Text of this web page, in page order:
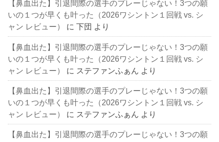
【鼻血出た】引退間際の選手のプレーじゃない！3つの願
いの１つが早くも叶った（2026ワシントン１回戦 vs. シ
ャン レビュー）
に下団 より
【鼻血出た】引退間際の選手のプレーじゃない！3つの願
いの１つが早くも叶った（2026ワシントン１回戦 vs. シ
ャン レビュー）
に ステファンふぁん より
【鼻血出た】引退間際の選手のプレーじゃない！3つの願
いの１つが早くも叶った（2026ワシントン１回戦 vs. シ
ャン レビュー）
に ステファンふぁん より
【鼻血出た】引退間際の選手のプレーじゃない！3つの願